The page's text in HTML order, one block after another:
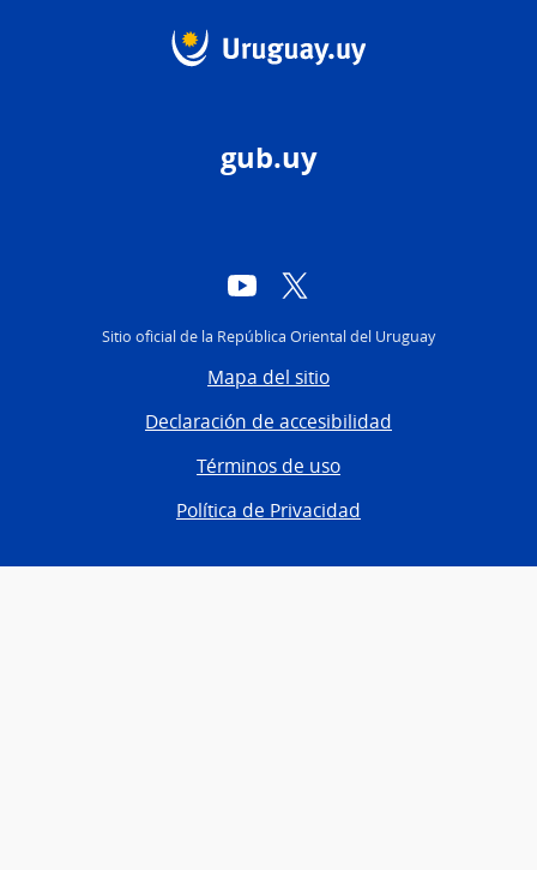
gub.uy
YouTube
Sitio oficial de la República Oriental del Uruguay
Mapa del sitio
Declaración de accesibilidad
Términos de uso
Política de Privacidad